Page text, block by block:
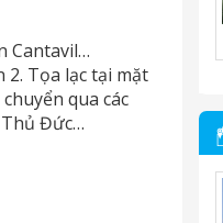
Cantavil…
2. Tọa lạc tại mặt
qua các
Thủ Đức…